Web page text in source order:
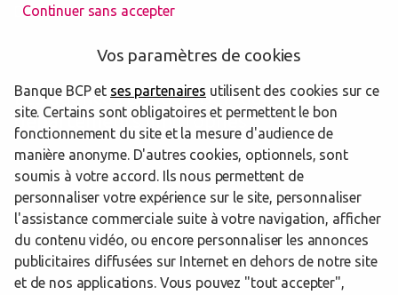
Draguignan
Les agences Banque BCP dans les
départements limitrophes
06 Alpes-Maritimes
Trouver une agence Banque BCP Var Roquebrune sur Argens
Continuer sans accepter
Vos paramètres de cookies
Banque BCP et ses partenaires utilisent des cookies sur ce
site. Certains sont obligatoires et permettent le bon
fonctionnement du site et la mesure d'audience de
manière anonyme. D'autres cookies, optionnels, sont
soumis à votre accord. Ils nous permettent de
personnaliser votre expérience sur le site, personnaliser
l'assistance commerciale suite à votre navigation, afficher
du contenu vidéo, ou encore personnaliser les annonces
publicitaires diffusées sur Internet en dehors de notre site
et de nos applications. Vous pouvez "tout accepter",